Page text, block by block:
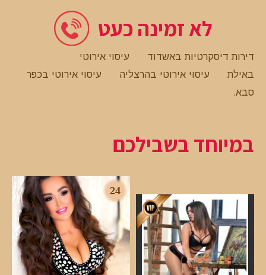
לא זמינה כעט
דירות דיסקרטיות באשדוד
עיסוי אירוטי
באילת
עיסוי אירוטי בהרצליה
עיסוי אירוטי בכפר
סבא.
במיוחד בשבילכם
24